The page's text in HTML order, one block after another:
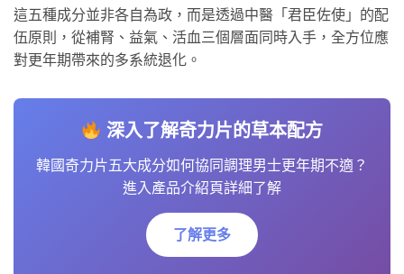
這五種成分並非各自為政，而是透過中醫「君臣佐使」的配
伍原則，從補腎、益氣、活血三個層面同時入手，全方位應
對更年期帶來的多系統退化。
深入了解奇力片的草本配方
韓國奇力片五大成分如何協同調理男士更年期不適？
進入產品介紹頁詳細了解
了解更多